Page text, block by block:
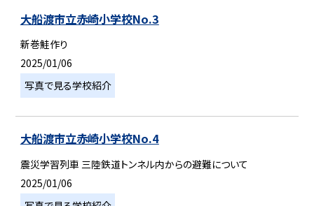
大船渡市立赤崎小学校No.3
新巻鮭作り
2025/01/06
写真で見る学校紹介
大船渡市立赤崎小学校No.4
震災学習列車 三陸鉄道トンネル内からの避難について
2025/01/06